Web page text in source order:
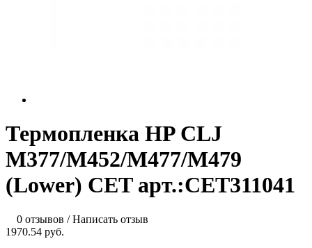
Термопленка HP CLJ
M377/M452/M477/M479
(Lower) CET арт.:CET311041
0 отзывов /Написать отзыв
1970.54 руб.